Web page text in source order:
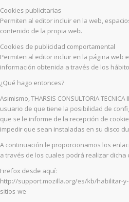
Cookies publicitarias
Permiten al editor incluir en la web,
contenido de la propia web.
Cookies de publicidad comportamental
Permiten al editor incluir en la página web
información obtenida a través de los
¿Qué hago entonces?
Asimismo, THARSIS CONSULTORIA
usuario de que tiene la posibilidad de
que se le informe de la recepción de
impedir que sean instaladas en su disco
A continuación le proporcionamos los
a través de los cuales podrá realizar dicha
Firefox desde aquí:
http://support.mozilla.org/es/kb/habilitar-
sitios-we